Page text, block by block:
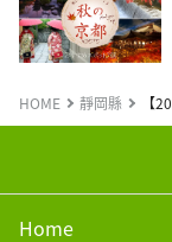
HOME 靜岡縣 【
Home